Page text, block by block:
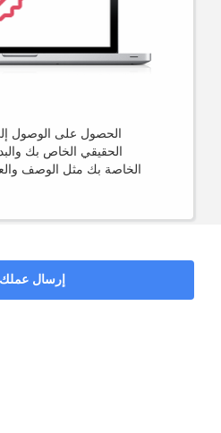
الحصول على الوصول
الحقيقي الخاص بك
الخاصة بك مثل الوصف
إرسال عملك